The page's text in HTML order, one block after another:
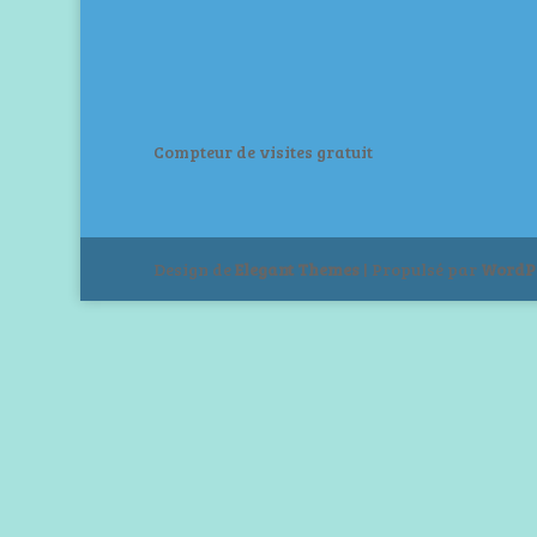
Compteur de visites gratuit
Design deElegant Themes| Propulsé par